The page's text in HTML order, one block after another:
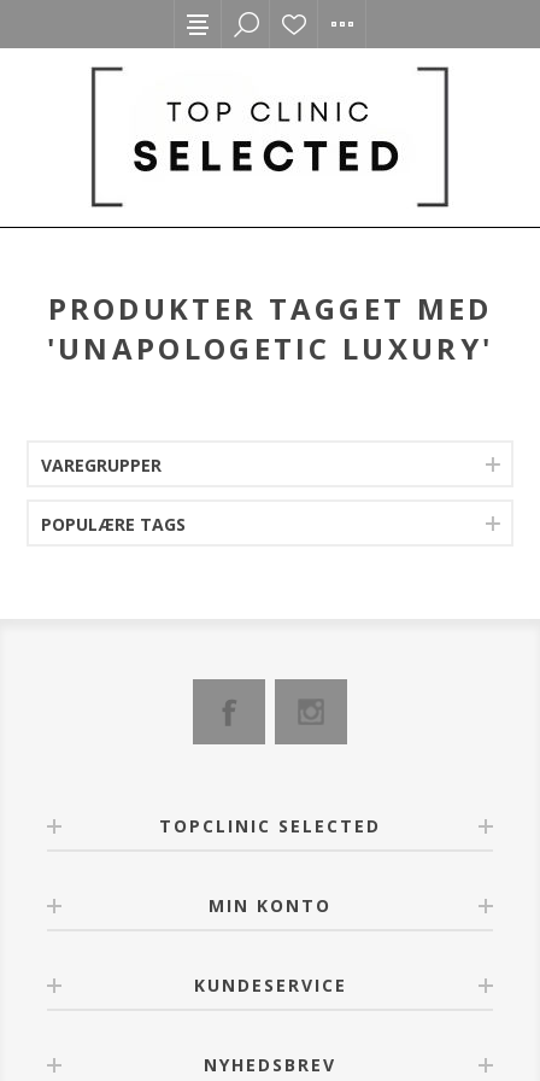
PRODUKTER TAGGET MED
'UNAPOLOGETIC LUXURY'
VAREGRUPPER
POPULÆRE TAGS
TOPCLINIC SELECTED
MIN KONTO
KUNDESERVICE
NYHEDSBREV